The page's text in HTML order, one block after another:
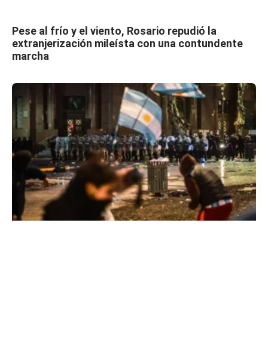
Pese al frío y el viento, Rosario repudió la
extranjerización mileísta con una contundente
marcha